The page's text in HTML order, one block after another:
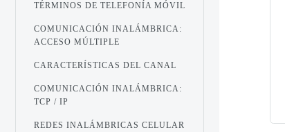
TÉRMINOS DE TELEFONÍA MÓVIL
COMUNICACIÓN INALÁMBRICA:
ACCESO MÚLTIPLE
CARACTERÍSTICAS DEL CANAL
COMUNICACIÓN INALÁMBRICA:
TCP / IP
REDES INALÁMBRICAS CELULAR